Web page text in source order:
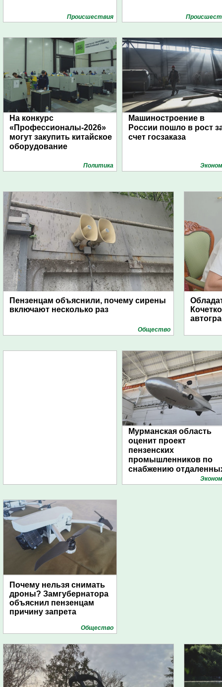
Проиcшествия
На конкурс
«Профессионалы-2026»
могут закупить китайское
оборудование
Политика
Машиностроение в
России пошло в рост
счет госзаказа
Пензенцам объяснили, почему сирены
включают несколько раз
Общество
Мурманская область
оценит проект
пензенских
промышленников по
снабжению
поселений с помощью
Почему нельзя снимать
дроны? Замгубернатора
объяснил пензенцам
причину запрета
Общество